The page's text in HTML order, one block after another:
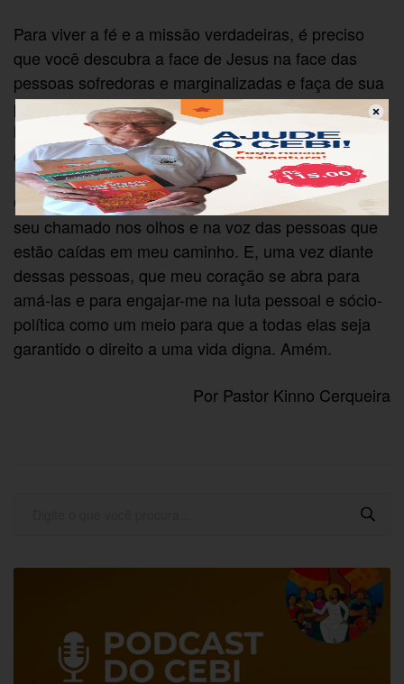
Para viver a fé e a missão verdadeiras, é preciso
que você descubra a face de Jesus na face das
pessoas sofredoras e marginalizadas e faça de sua
própria vida um sinal de consolo, esperança e
libertação para os Chicos e as Severinas que estão
em seu caminho.
Oremos! Jesus, ajude-me encontrar o seu olhar e o
seu chamado nos olhos e na voz das pessoas que
estão caídas em meu caminho. E, uma vez diante
dessas pessoas, que meu coração se abra para
amá-las e para engajar-me na luta pessoal e sócio-
política como um meio para que a todas elas seja
garantido o direito a uma vida digna. Amém.
Por Pastor Kinno Cerqueira